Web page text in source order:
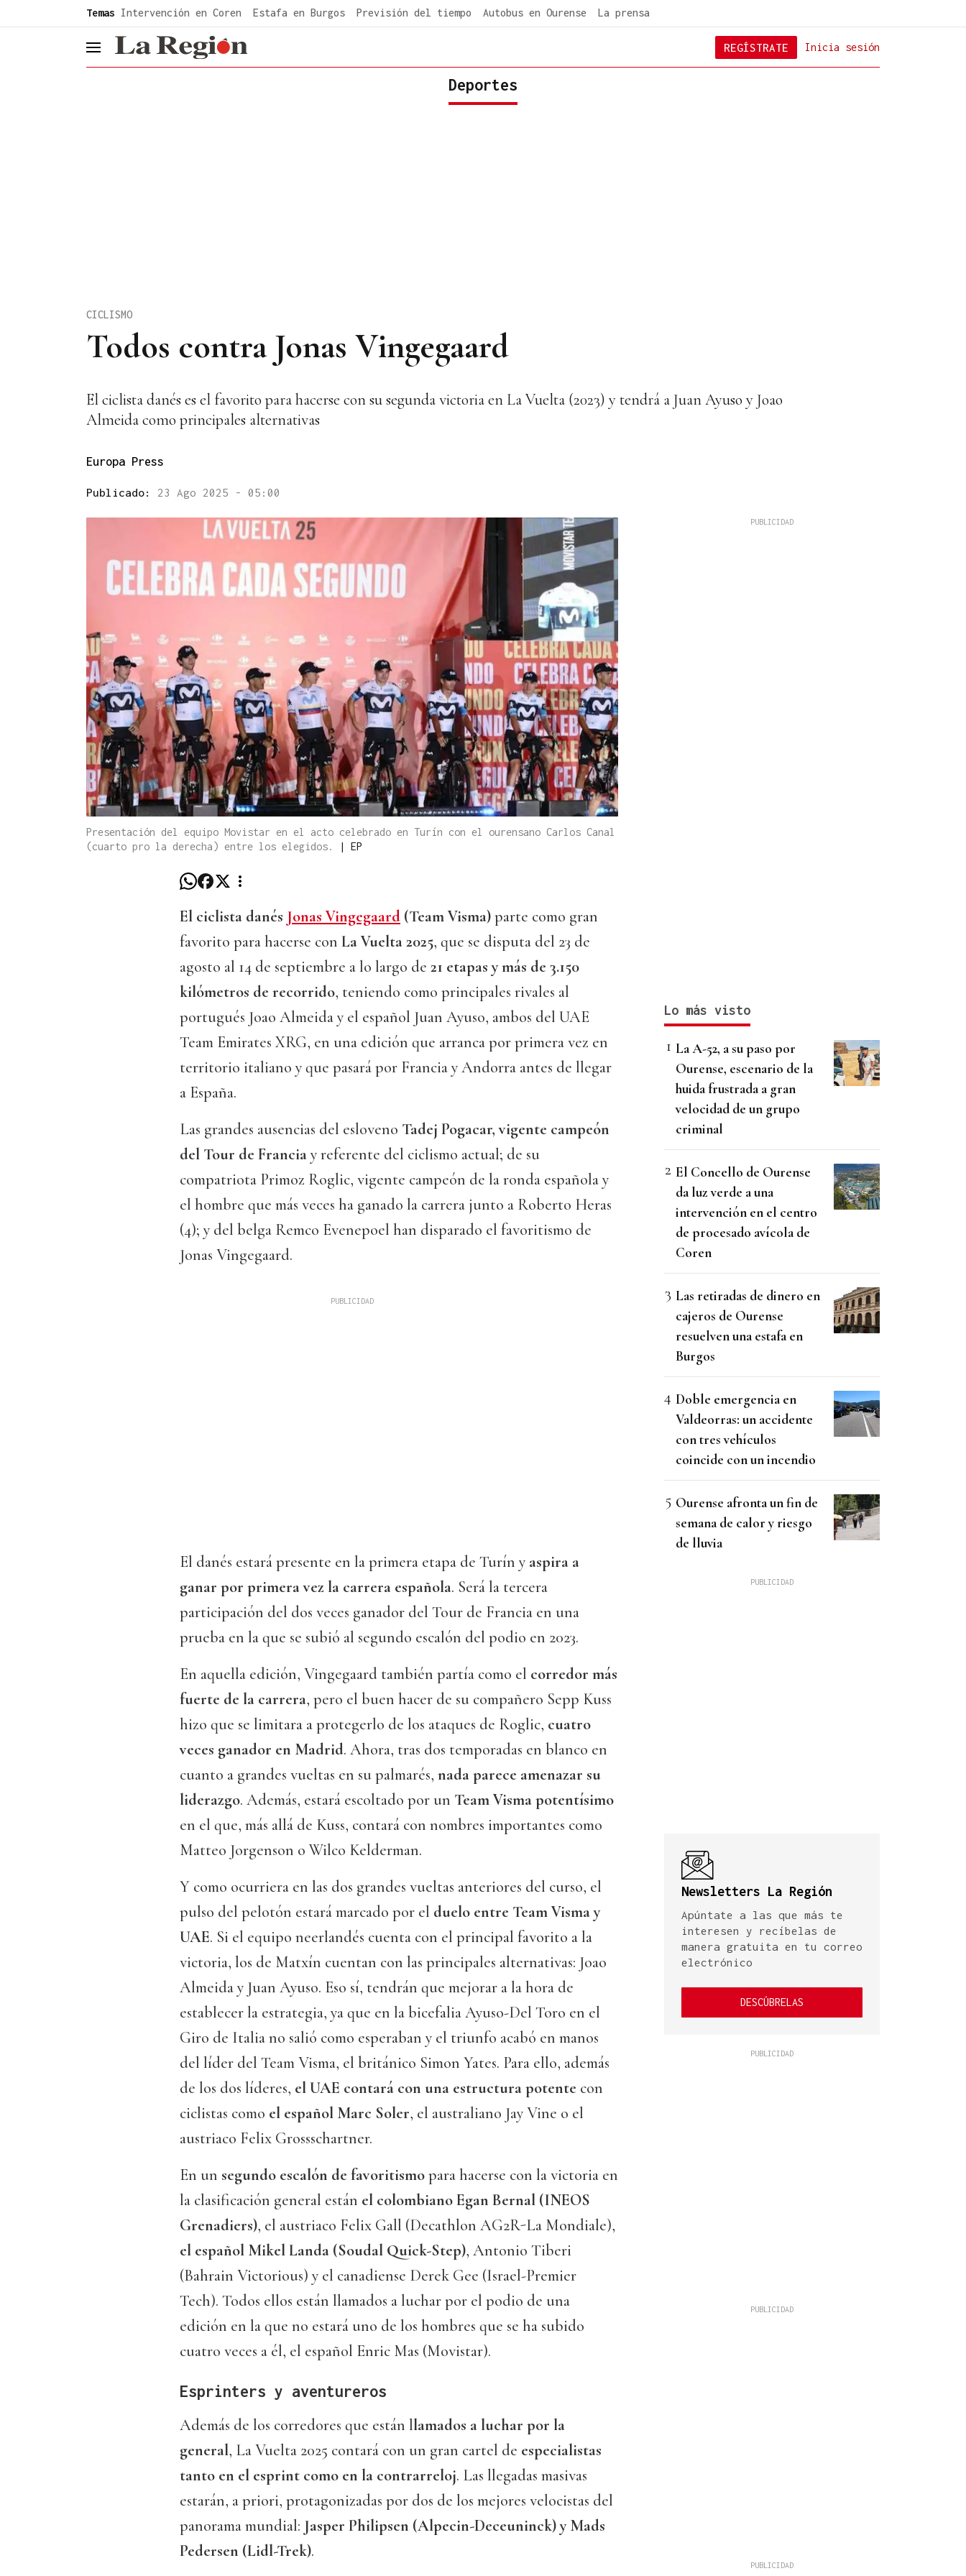
Temas Intervención en Coren Estafa en Burgos Previsión del tiempo Autobus en Ourense La prensa
header.menu.open Inicia sesión
REGÍSTRATE
Deportes
Todos contra Jonas Vingegaard
CICLISMO
El ciclista danés es el favorito para hacerse con su segunda victoria en La Vuelta (2023) y tendrá a Juan Ayuso y Joao
Almeida como principales alternativas
Europa Press
Publicado: 23 Ago 2025 - 05:00
Presentación del equipo Movistar en el acto celebrado en Turín con el ourensano Carlos Canal
(cuarto pro la derecha) entre los elegidos.
| EP
El ciclista danés Jonas Vingegaard (Team Visma)parte como gran
favorito para hacerse con La Vuelta 2025, que se disputa del 23 de
agosto al 14 de septiembre a lo largo de 21 etapas y más de 3.150
kilómetros de recorrido, teniendo como principales rivales al
portugués Joao Almeida y el español Juan Ayuso, ambos del UAE
Team Emirates XRG, en una edición que arranca por primera vez en
territorio italiano y que pasará por Francia y Andorra antes de llegar
a España.
Las grandes ausencias del esloveno Tadej Pogacar, vigente campeón
del Tour de Franciay referente del ciclismo actual; de su
compatriota Primoz Roglic, vigente campeón de la ronda española y
el hombre que más veces ha ganado la carrera junto a Roberto Heras
(4); y del belga Remco Evenepoel han disparado el favoritismo de
Jonas Vingegaard.
El danés estará presente en la primera etapa de Turín y aspira a
ganar por primera vez la carrera española. Será la tercera
participación del dos veces ganador del Tour de Francia en una
prueba en la que se subió al segundo escalón del podio en 2023.
En aquella edición, Vingegaard también partía como el corredor más
fuerte de la carrera, pero el buen hacer de su compañero Sepp Kuss
hizo que se limitara a protegerlo de los ataques de Roglic, cuatro
veces ganador en Madrid. Ahora, tras dos temporadas en blanco en
cuanto a grandes vueltas en su palmarés, nada parece amenazar su
liderazgo. Además, estará escoltado por un Team Visma potentísimo
en el que, más allá de Kuss, contará con nombres importantes como
Matteo Jorgenson o Wilco Kelderman.
Y como ocurriera en las dos grandes vueltas anteriores del curso, el
pulso del pelotón estará marcado por el duelo entre Team Visma y
UAE. Si el equipo neerlandés cuenta con el principal favorito a la
victoria, los de Matxín cuentan con las principales alternativas: Joao
Almeida y Juan Ayuso. Eso sí, tendrán que mejorar a la hora de
establecer la estrategia, ya que en la bicefalia Ayuso-Del Toro en el
Giro de Italia no salió como esperaban y el triunfo acabó en manos
del líder del Team Visma, el británico Simon Yates. Para ello, además
de los dos líderes, el UAE contará con una estructura potente con
ciclistas como el español Marc Soler, el australiano Jay Vine o el
austriaco Felix Grossschartner.
En un segundo escalón de favoritismopara hacerse con la victoria en
la clasificación general están el colombiano Egan Bernal (INEOS
Grenadiers), el austriaco Felix Gall (Decathlon AG2R-La Mondiale),
el español Mikel Landa (Soudal Quick-Step), Antonio Tiberi
(Bahrain Victorious) y el canadiense Derek Gee (Israel-Premier
Tech). Todos ellos están llamados a luchar por el podio de una
edición en la que no estará uno de los hombres que se ha subido
cuatro veces a él, el español Enric Mas (Movistar).
Esprinters y aventureros
Además de los corredores que están llamados a luchar por la
general, La Vuelta 2025 contará con un gran cartel de especialistas
tanto en el esprint como en la contrarreloj. Las llegadas masivas
estarán, a priori, protagonizadas por dos de los mejores velocistas del
panorama mundial: Jasper Philipsen (Alpecin-Deceuninck) y Mads
Pedersen (Lidl-Trek).
Lo más visto
La A-52, a su paso por
Ourense, escenario de la
huida frustrada a gran
velocidad de un grupo
criminal
El Concello de Ourense
da luz verde a una
intervención en el centro
de procesado avícola de
Coren
Las retiradas de dinero en
cajeros de Ourense
resuelven una estafa en
Burgos
Doble emergencia en
Valdeorras: un accidente
con tres vehículos
coincide con un incendio
Ourense afronta un fin de
semana de calor y riesgo
de lluvia
Newsletters La Región
Apúntate a las que más te
interesen y recíbelas de
manera gratuita en tu correo
electrónico
DESCÚBRELAS